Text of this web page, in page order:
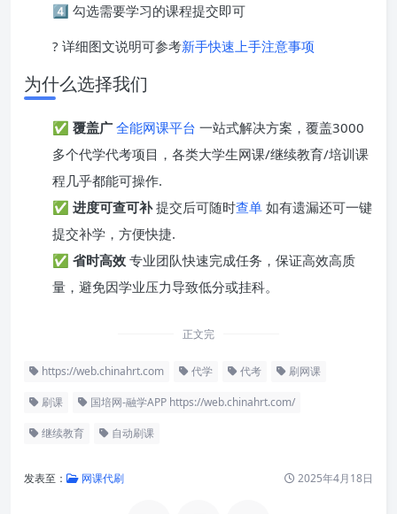
4️⃣ 勾选需要学习的课程提交即可
? 详细图文说明可参考新手快速上手注意事项
为什么选择我们
✅ 覆盖广 全能网课平台 一站式解决方案，覆盖3000
多个代学代考项目，各类大学生网课/继续教育/培训课
程几乎都能可操作.
✅ 进度可查可补提交后可随时查单 如有遗漏还可一键
提交补学，方便快捷.
✅ 省时高效 专业团队快速完成任务，保证高效高质
量，避免因学业压力导致低分或挂科。
正文完
https://web.chinahrt.com 代学 代考 刷网课
刷课 国培网-融学APP https://web.chinahrt.com/
继续教育 自动刷课
发表至： 网课代刷 2025年4月18日